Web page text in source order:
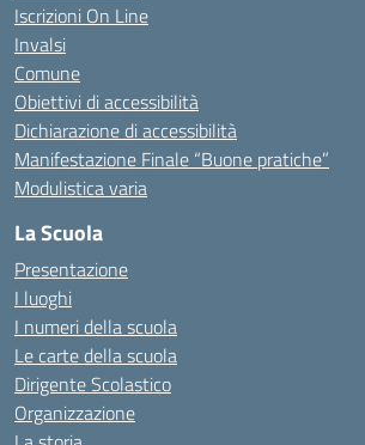
Iscrizioni On Line
Invalsi
Comune
Obiettivi di accessibilità
Dichiarazione di accessibilità
Manifestazione Finale “Buone pratiche”
Modulistica varia
La Scuola
Presentazione
I luoghi
I numeri della scuola
Le carte della scuola
Dirigente Scolastico
Organizzazione